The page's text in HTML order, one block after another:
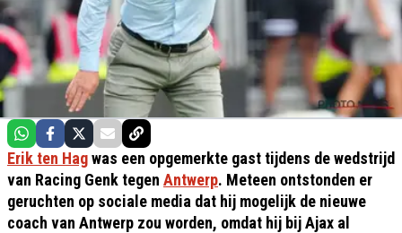
Erik ten Hagwas een opgemerkte gast tijdens de wedstrijd
van Racing Genk tegen Antwerp. Meteen ontstonden er
geruchten op sociale media dat hij mogelijk de nieuwe
coach van Antwerp zou worden, omdat hij bij Ajax al